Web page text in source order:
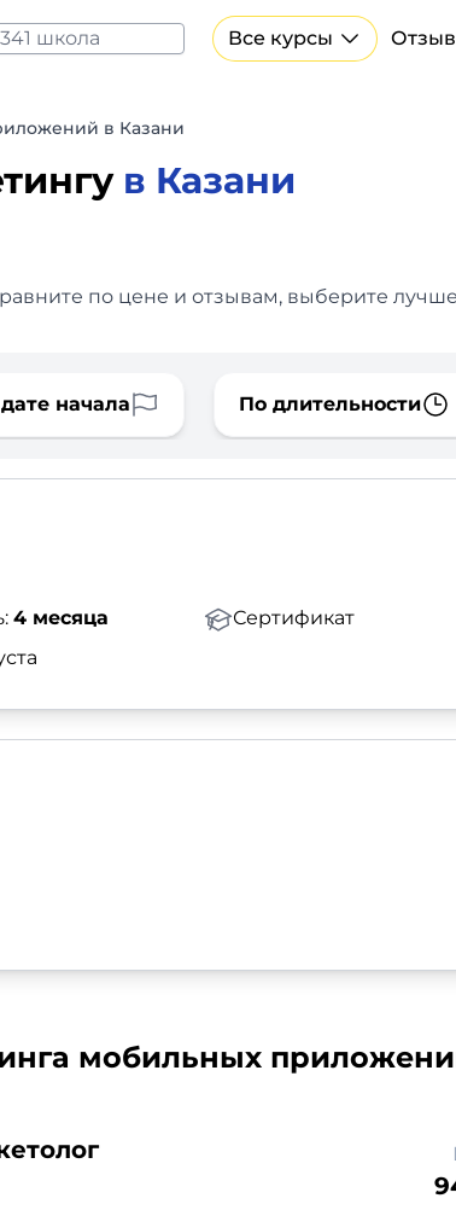
Все курсы
в Казани
в Казани
по цене и отзывам, выберите
начала По длительности
4 месяца
Сертификат
мобильных
по нейросетям